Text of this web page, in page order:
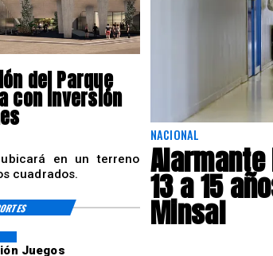
Juegos
del Parque
con inversión
en un terreno
cuadrados.
NACIONAL
13 a 15
Minsal